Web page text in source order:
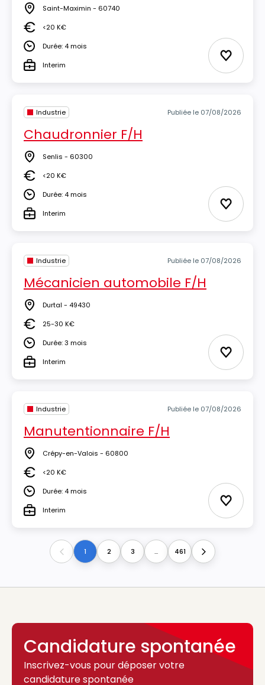
Lieu Saint-Maximin - 60740
Salaire<20 K€
DuréeDurée: 4 mois
TypeInterim Ajouter
Industrie Publiée le 07/08/2026
Chaudronnier F/H
Lieu Senlis - 60300
Salaire<20 K€
DuréeDurée: 4 mois
TypeInterim Ajouter
Industrie Publiée le 07/08/2026
Mécanicien automobile F/H
Lieu Durtal - 49430
Salaire25-30 K€
DuréeDurée: 3 mois
TypeInterim Ajouter
Industrie Publiée le 07/08/2026
Manutentionnaire F/H
Lieu Crépy-en-Valois - 60800
Salaire<20 K€
DuréeDurée: 4 mois
TypeInterim Ajouter
Previous1 2 3 ... 461 Next
Candidature spontanée
Inscrivez-vous pour déposer votre
candidature spontanée